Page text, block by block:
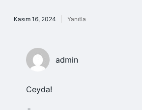
Kasım 16, 2024 Yanıtla
admin
Ceyda!